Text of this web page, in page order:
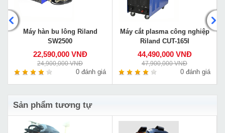
Máy hàn bu lông Riland
SW2500
22,590,000 VNĐ
24,900,000 VNĐ
0 đánh giá
Máy cắt plasma công nghiệp
Riland CUT-165I
44,490,000 VNĐ
47,900,000 VNĐ
0 đánh giá
Sản phẩm tương tự